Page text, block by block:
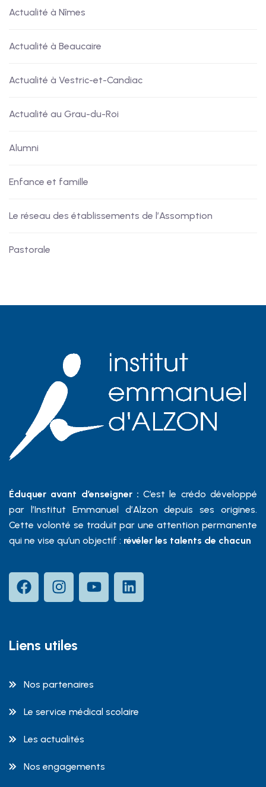
Actualité à Nîmes
Actualité à Beaucaire
Actualité à Vestric-et-Candiac
Actualité au Grau-du-Roi
Alumni
Enfance et famille
Le réseau des établissements de l’Assomption
Pastorale
Éduquer avant d’enseigner : C’est le crédo développé
par l’Institut Emmanuel d’Alzon depuis ses origines.
Cette volonté se traduit par une attention permanente
qui ne vise qu’un objectif : révéler les talents de chacun
Liens utiles
Nos partenaires
Le service médical scolaire
Les actualités
Nos engagements